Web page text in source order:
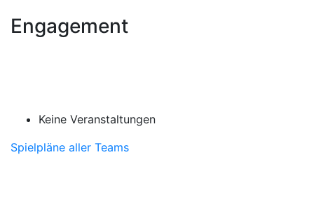
Engagement
Keine Veranstaltungen
Spielpläne aller Teams